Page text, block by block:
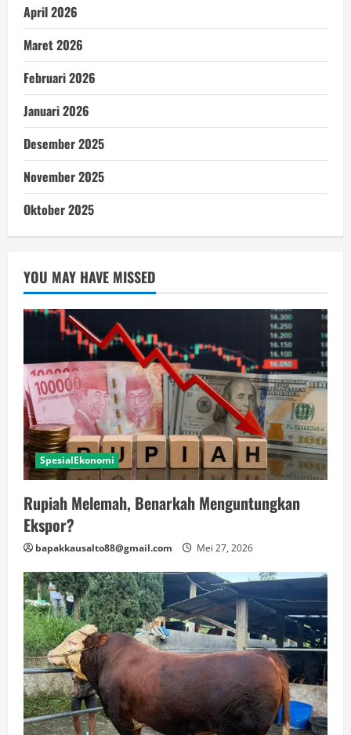
April 2026
Maret 2026
Februari 2026
Januari 2026
Desember 2025
November 2025
Oktober 2025
YOU MAY HAVE MISSED
SpesialEkonomi
Rupiah Melemah, Benarkah Menguntungkan
Ekspor?
bapakkausalto88@gmail.com Mei 27, 2026